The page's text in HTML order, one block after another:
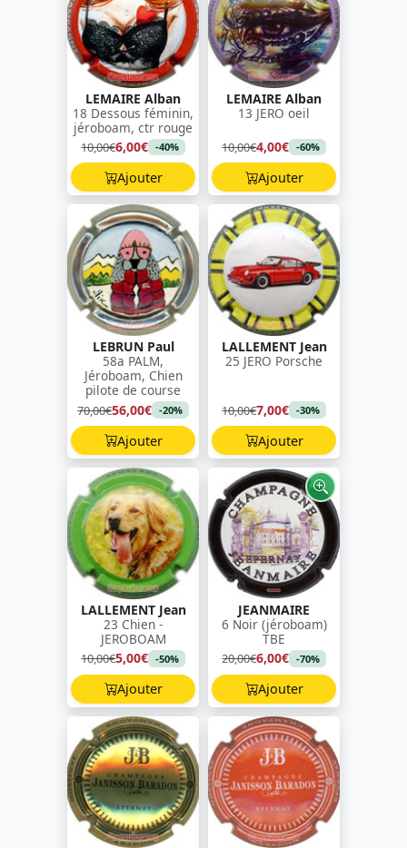
LEMAIRE Alban
18 Dessous féminin,
jéroboam, ctr rouge
10,00€6,00€ -40%
Ajouter
LEMAIRE Alban
13 JERO oeil
10,00€4,00€ -60%
Ajouter
LEBRUN Paul
58a PALM,
Jéroboam, Chien
pilote de course
70,00€56,00€ -20%
Ajouter
LALLEMENT Jean
25 JERO Porsche
10,00€7,00€ -30%
Ajouter
LALLEMENT Jean
23 Chien -
JEROBOAM
10,00€5,00€ -50%
Ajouter
JEANMAIRE
6 Noir (jéroboam)
TBE
20,00€6,00€ -70%
Ajouter